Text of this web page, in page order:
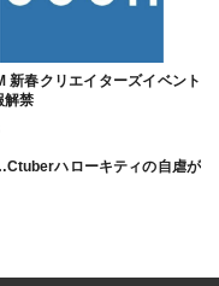
新春クリエイターズイベント
解禁
ハローキティの自虐が